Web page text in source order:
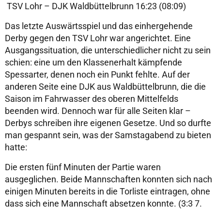
TSV Lohr – DJK Waldbüttelbrunn 16:23 (08:09)
Das letzte Auswärtsspiel und das einhergehende
Derby gegen den TSV Lohr war angerichtet. Eine
Ausgangssituation, die unterschiedlicher nicht zu sein
schien: eine um den Klassenerhalt kämpfende
Spessarter, denen noch ein Punkt fehlte. Auf der
anderen Seite eine DJK aus Waldbüttelbrunn, die die
Saison im Fahrwasser des oberen Mittelfelds
beenden wird. Dennoch war für alle Seiten klar –
Derbys schreiben ihre eigenen Gesetze. Und so durfte
man gespannt sein, was der Samstagabend zu bieten
hatte:
Die ersten fünf Minuten der Partie waren
ausgeglichen. Beide Mannschaften konnten sich nach
einigen Minuten bereits in die Torliste eintragen, ohne
dass sich eine Mannschaft absetzen konnte. (3:3 7.